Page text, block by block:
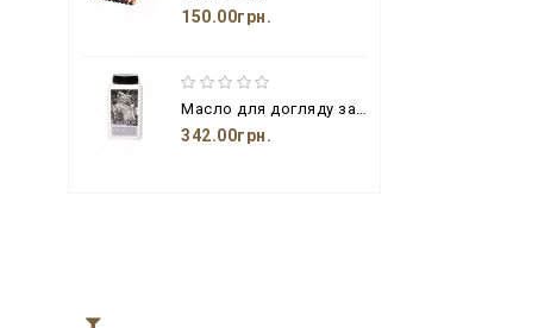
150.00грн.
Масло для догляду за шкіряними виробами з бджолиним воском і пензлем
342.00грн.